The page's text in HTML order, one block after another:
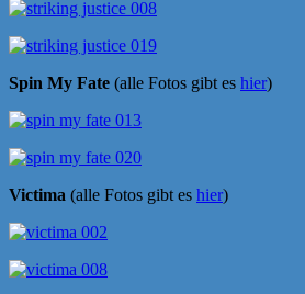
Spin My Fate (alle Fotos gibt es hier)
Victima (alle Fotos gibt es hier)